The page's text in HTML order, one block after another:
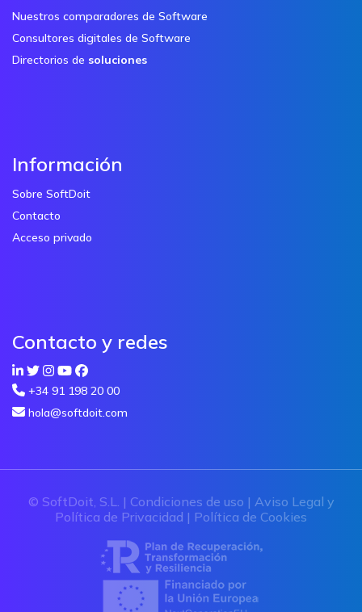
Nuestros comparadores de Software
Consultores digitales de Software
Directorios de soluciones
Información
Sobre SoftDoit
Contacto
Acceso privado
Contacto y redes
+34 91 198 20 00
hola@softdoit.com
© SoftDoit, S.L. | Condiciones de uso | Aviso Legal y
Política de Privacidad | Política de Cookies